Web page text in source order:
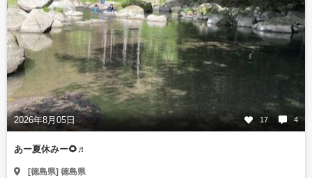
2026年8月05日 17 4
あー夏休みー🌻♬
[徳島県] 徳島県